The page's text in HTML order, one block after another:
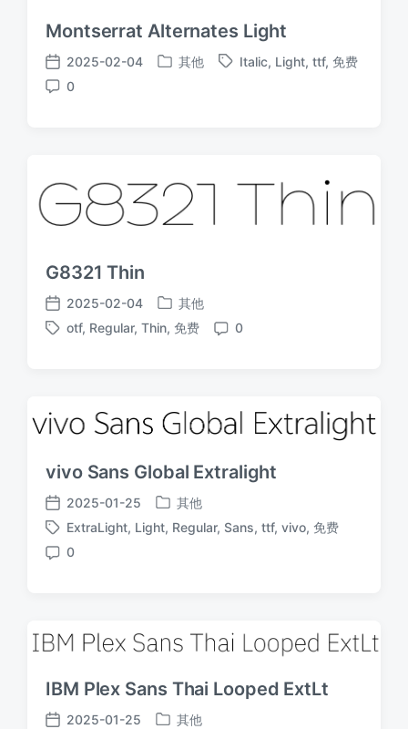
Montserrat Alternates Light
发
布
2025-02-04
发
其他
标
Italic, Light, ttf, 免费
评
0
G8321 Thin
发
布
2025-02-04
发
布
其他
标
otf, Regular, Thin, 免费
评
0
vivo Sans Global Extralight
发
布
日
2025-01-25
发
布
其他
标
签
ExtraLight, Light, Regular, Sans, ttf, vivo, 免费
评
0
IBM Plex Sans Thai Looped ExtLt
2025-01-25 其他